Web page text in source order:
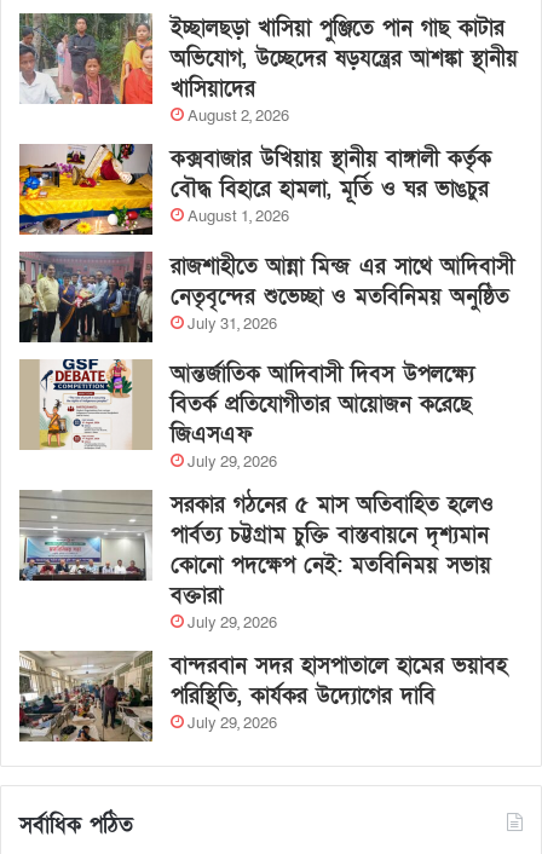
ইচ্ছালছড়া খাসিয়া পুঞ্জিতে পান গাছ কাটার
অভিযোগ, উচ্ছেদের ষড়যন্ত্রের আশঙ্কা স্থানীয়
খাসিয়াদের
August 2, 2026
কক্সবাজার উখিয়ায় স্থানীয় বাঙ্গালী কর্তৃক
বৌদ্ধ বিহারে হামলা, মূর্তি ও ঘর ভাঙচুর
August 1, 2026
রাজশাহীতে আন্না মিন্জ এর সাথে আদিবাসী
নেতৃবৃন্দের শুভেচ্ছা ও মতবিনিময় অনুষ্ঠিত
July 31, 2026
আন্তর্জাতিক আদিবাসী দিবস উপলক্ষ্যে
বিতর্ক প্রতিযোগীতার আয়োজন করেছে
জিএসএফ
July 29, 2026
সরকার গঠনের ৫ মাস অতিবাহিত হলেও
পার্বত্য চট্টগ্রাম চুক্তি বাস্তবায়নে দৃশ্যমান
কোনো পদক্ষেপ নেই: মতবিনিময় সভায়
বক্তারা
July 29, 2026
বান্দরবান সদর হাসপাতালে হামের ভয়াবহ
পরিস্থিতি, কার্যকর উদ্যোগের দাবি
July 29, 2026
সর্বাধিক পঠিত